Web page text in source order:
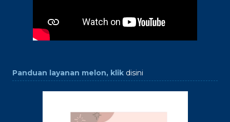
Panduan layanan melon, klik disini